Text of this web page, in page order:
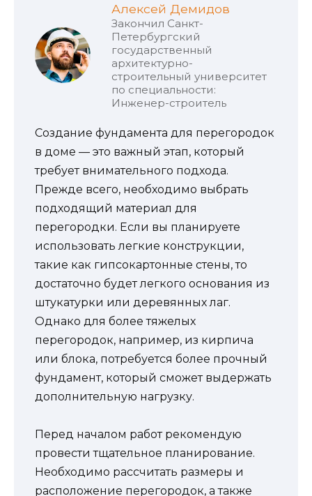
Алексей Демидов
Закончил Санкт-
Петербургский
государственный
архитектурно-
строительный университет
по специальности:
Инженер-строитель
Создание фундамента для перегородок
в доме — это важный этап, который
требует внимательного подхода.
Прежде всего, необходимо выбрать
подходящий материал для
перегородки. Если вы планируете
использовать легкие конструкции,
такие как гипсокартонные стены, то
достаточно будет легкого основания из
штукатурки или деревянных лаг.
Однако для более тяжелых
перегородок, например, из кирпича
или блока, потребуется более прочный
фундамент, который сможет выдержать
дополнительную нагрузку.
Перед началом работ рекомендую
провести тщательное планирование.
Необходимо рассчитать размеры и
расположение перегородок, а также